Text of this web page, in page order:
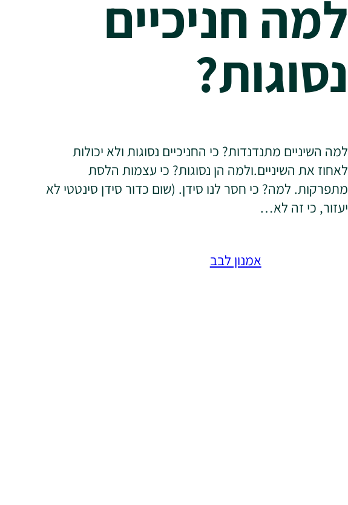
למה חניכיים
נסוגות?
למה השיניים מתנדנדות? כי החניכיים נסוגות ולא יכולות
לאחוז את השיניים.ולמה הן נסוגות? כי עצמות הלסת
מתפרקות. למה? כי חסר לנו סידן. (שום כדור סידן סינטטי לא
יעזור, כי זה לא…
אמנון לבב